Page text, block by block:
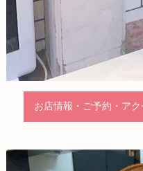
お店情報・ご予約・ア